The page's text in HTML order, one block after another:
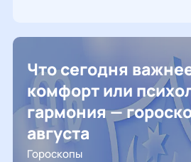
Что сегодня
комфорт или
гармония —
августа
Гороскопы